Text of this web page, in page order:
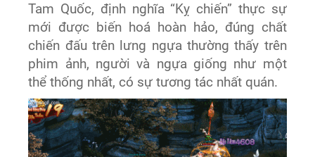
Tam Quốc, định nghĩa “Kỵ chiến” thực sự
mới được biến hoá hoàn hảo, đúng chất
chiến đấu trên lưng ngựa thường thấy trên
phim ảnh, người và ngựa giống như một
thể thống nhất, có sự tương tác nhất quán.